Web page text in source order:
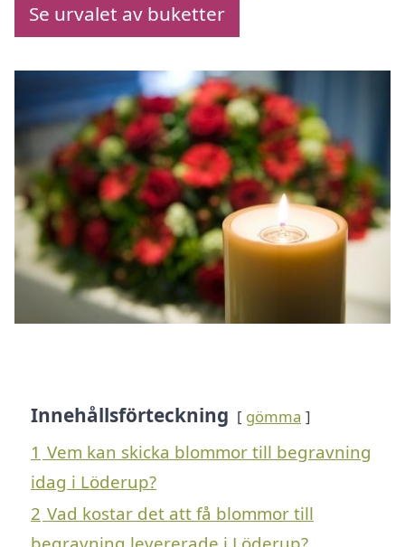
Se urvalet av buketter
Innehållsförteckning gömma
1 Vem kan skicka blommor till begravning
idag i Löderup?
2 Vad kostar det att få blommor till